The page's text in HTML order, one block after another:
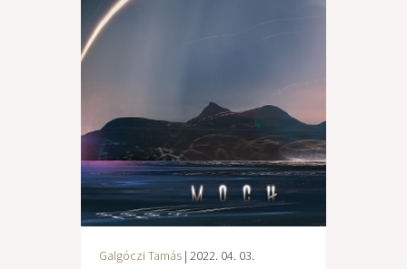
Galgóczi Tamás | 2022. 04. 03.